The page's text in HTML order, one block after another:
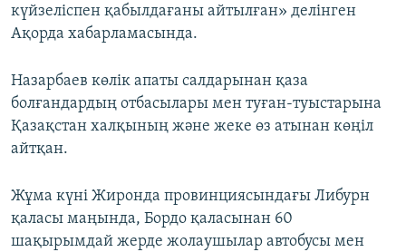
күйзеліспен қабылдағаны айтылған» делінген
Ақорда хабарламасында.
Назарбаев көлік апаты салдарынан қаза
болғандардың отбасылары мен туған-туыстарына
Қазақстан халқының және жеке өз атынан көңіл
айтқан.
Жұма күні Жиронда провинциясындағы Либурн
қаласы маңында, Бордо қаласынан 60
шақырымдай жерде жолаушылар автобусы мен